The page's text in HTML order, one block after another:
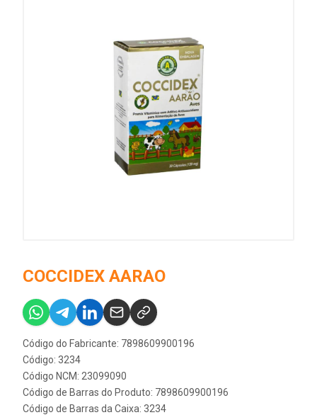
COCCIDEX AARAO
Código do Fabricante: 7898609900196
Código: 3234
Código NCM: 23099090
Código de Barras do Produto: 7898609900196
Código de Barras da Caixa: 3234